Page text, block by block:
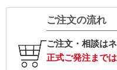
ご注文の流れ
ご注文・相談は
正式ご発注まで